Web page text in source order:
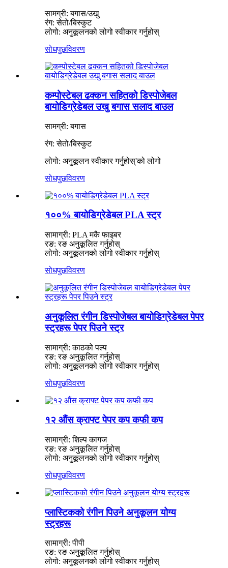
सामग्री: बगास/उखु
रंग: सेतो/बिस्कुट
लोगो: अनुकूलनको लोगो स्वीकार गर्नुहोस्
सोधपुछविवरण
कम्पोस्टेबल ढक्कन सहितको डिस्पोजेबल
बायोडिग्रेडेबल उखु बगास सलाद बाउल
सामग्री: बगास
रंग: सेतो/बिस्कुट
लोगो: अनुकूलन स्वीकार गर्नुहोस्'को लोगो
सोधपुछविवरण
१००% बायोडिग्रेडेबल PLA स्ट्र
सामाग्री: PLA मकै फाइबर
रङ: रङ अनुकूलित गर्नुहोस्
लोगो: अनुकूलनको लोगो स्वीकार गर्नुहोस्
सोधपुछविवरण
अनुकूलित रंगीन डिस्पोजेबल बायोडिग्रेडेबल पेपर
स्ट्रहरू पेपर पिउने स्ट्र
सामाग्री: काठको पल्प
रङ: रङ अनुकूलित गर्नुहोस्
लोगो: अनुकूलनको लोगो स्वीकार गर्नुहोस्
सोधपुछविवरण
१२ औंस क्राफ्ट पेपर कप कफी कप
सामाग्री: शिल्प कागज
रङ: रङ अनुकूलित गर्नुहोस्
लोगो: अनुकूलनको लोगो स्वीकार गर्नुहोस्
सोधपुछविवरण
प्लास्टिकको रंगीन पिउने अनुकूलन योग्य
स्ट्रहरू
सामाग्री: पीपी
रङ: रङ अनुकूलित गर्नुहोस्
लोगो: अनुकूलनको लोगो स्वीकार गर्नुहोस्